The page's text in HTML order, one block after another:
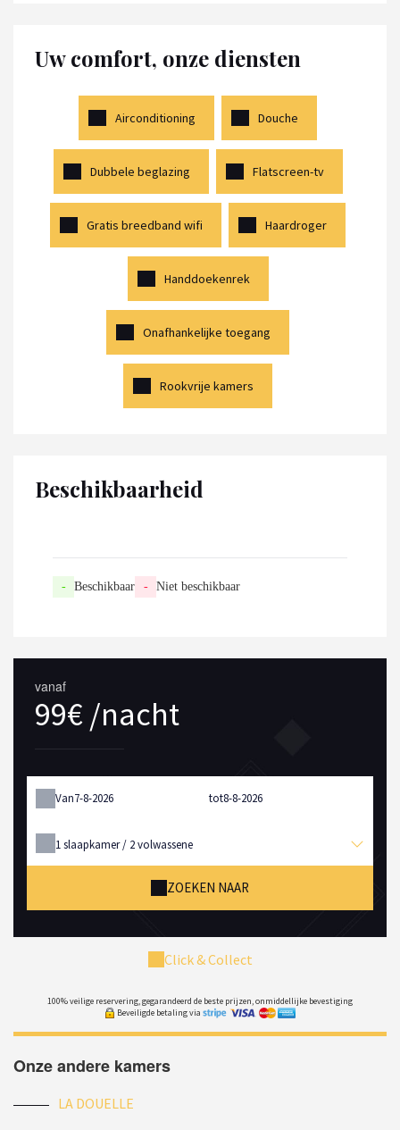
Uw comfort, onze diensten
Airconditioning Douche
Dubbele beglazing Flatscreen-tv
Gratis breedband wifi Haardroger
Handdoekenrek
Onafhankelijke toegang
Rookvrije kamers
Beschikbaarheid
- Beschikbaar - Niet beschikbaar
vanaf
99€ /nacht
Van tot
1slaapkamer / 2volwassene
ZOEKEN NAAR
Click & Collect
100% veilige reservering, gegarandeerd de beste prijzen, onmiddellijke bevestiging
Beveiligde betaling via
Onze andere kamers
LA DOUELLE